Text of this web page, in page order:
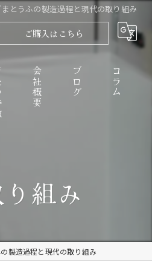
とうふの製造過程と現代の取り組み
ご購入はこちら
料理
り寄せ
会社概要 ブログ コラム
組み
製造過程と現代の取り組み